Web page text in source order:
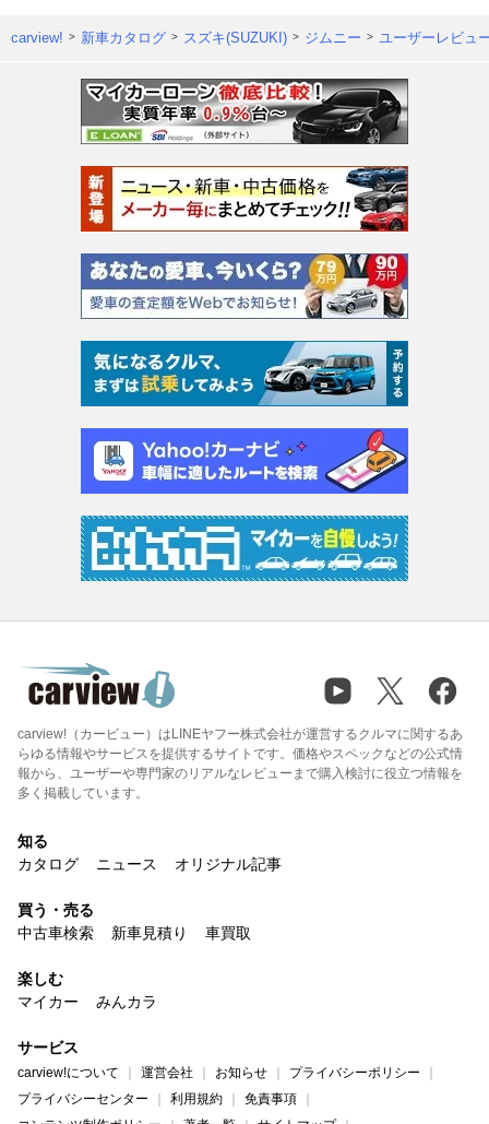
carview! 新車カタログ スズキ(SUZUKI) ジムニー ユーザーレビュ
carview!（カービュー）はLINEヤフー株式会社が運営するクルマに関するあ
らゆる情報やサービスを提供するサイトです。価格やスペックなどの公式情
報から、ユーザーや専門家のリアルなレビューまで購入検討に役立つ情報を
多く掲載しています。
知る
カタログ
ニュース オリジナル記事
買う・売る
中古車検索
新車見積り 車買取
楽しむ
マイカー
みんカラ
サービス
carview!について 運営会社 お知らせ
プライバシーポリシー
プライバシーセンター
利用規約
免責事項